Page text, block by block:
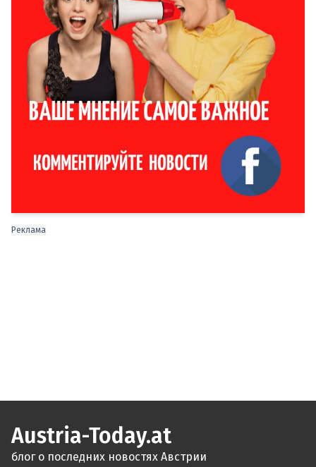
Реклама
Austria-Today.at
блог о последних новостях Австрии